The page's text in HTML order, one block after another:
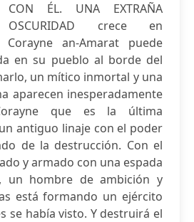
CON ÉL. UNA EXTRAÑA
OSCURIDAD crece en
an-Amarat puede
en su pueblo al borde del
un mítico inmortal y una
aparecen inesperadamente
que es la última
antiguo linaje con el poder
de la destrucción. Con el
y armado con una espada
un hombre de ambición y
está formando un ejército
se había visto. Y destruirá el